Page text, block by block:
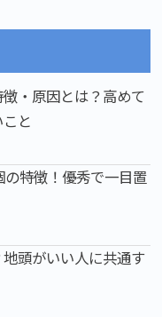
・原因とは？高めて
と
特徴！優秀で一目置
頭がいい人に共通す